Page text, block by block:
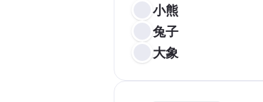
小熊
兔子
大象